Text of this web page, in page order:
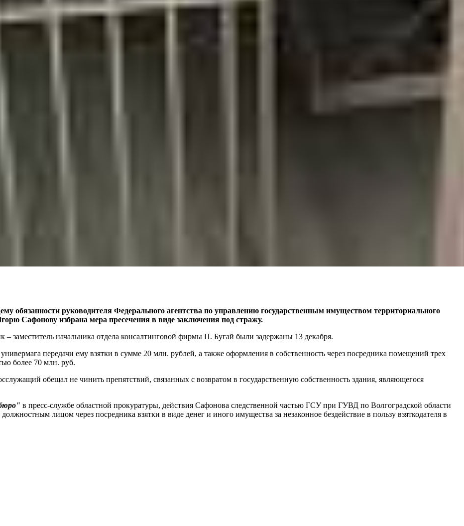
обязанности руководителя Федерального агентства по управлению государственным имуществом территориального
Сафонову избрана мера пресечения в виде заключения под стражу.
заместитель начальника отдела консалтинговой фирмы П. Бугай были задержаны 13 декабря.
передачи ему взятки в сумме 20 млн. рублей, а также оформления в собственность через посредника помещений трех
более 70 млн. руб.
обещал не чинить препятствий, связанных с возвратом в государственную собственность здания, являющегося
в пресс-службе областной прокуратуры, действия Сафонова следственной частью ГСУ при ГУВД по Волгоградской области
лицом через посредника взятки в виде денег и иного имущества за незаконное бездействие в пользу взяткодателя в